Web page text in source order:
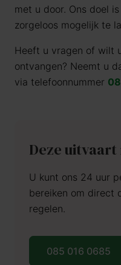
met u door. Ons doel
zorgeloos mogelijk te
Heeft u vragen of wilt
ontvangen? Neemt u
via telefoonnummer
Deze
U kunt ons 24 uur
bereiken om direct
regelen.
085 016 0685